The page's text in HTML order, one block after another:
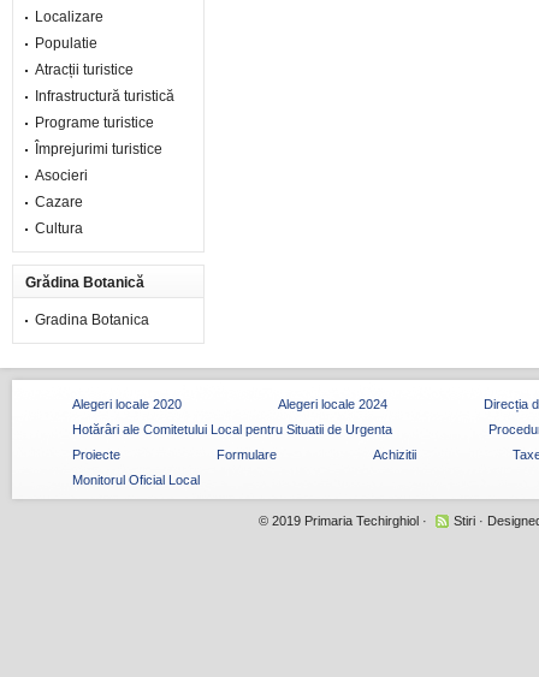
Localizare
Populatie
Atracții turistice
Infrastructură turistică
Programe turistice
Împrejurimi turistice
Asocieri
Cazare
Cultura
Grădina Botanică
Gradina Botanica
Alegeri locale 2020 Alegeri locale 2024
Direcția
Hotărâri ale Comitetului Local pentru Situatii de Urgenta
Proiecte
Formulare Achizitii
Monitorul Oficial Local
© 2019 Primaria Techirghiol· Stiri·